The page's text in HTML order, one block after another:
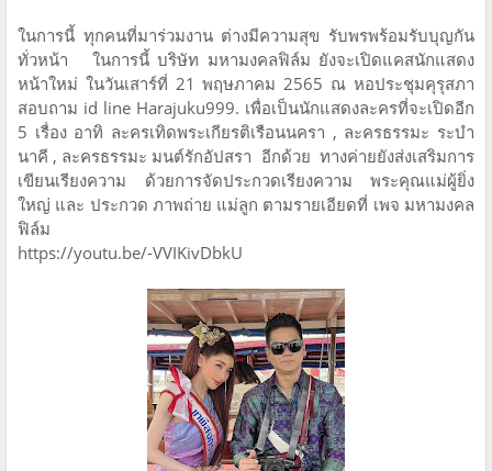
ในการนี้ ทุกคนที่มาร่วมงาน ต่างมีความสุข รับพรพร้อมรับบุญกัน
ทั่วหน้า ในการนี้ บริษัท มหามงคลฟิล์ม ยังจะเปิดแคสนักแสดง
หน้าใหม่ ในวันเสาร์ที่ 21 พฤษภาคม 2565 ณ หอประชุมคุรุสภา
สอบถาม id line Harajuku999. เพื่อเป็นนักแสดงละครที่จะเปิดอีก
5 เรื่อง อาทิ ละครเทิดพระเกียรติเรือนนครา , ละครธรรมะ ระบำ
นาคี , ละครธรรมะ มนต์รักอัปสรา อีกด้วย ทางค่ายยังส่งเสริมการ
เขียนเรียงความ ด้วยการจัดประกวดเรียงความ พระคุณแม่ผู้ยิ่ง
ใหญ่ และ ประกวด ภาพถ่าย แม่ลูก ตามรายเอียดที่ เพจ มหามงคล
ฟิล์ม
https://youtu.be/-VVIKivDbkU